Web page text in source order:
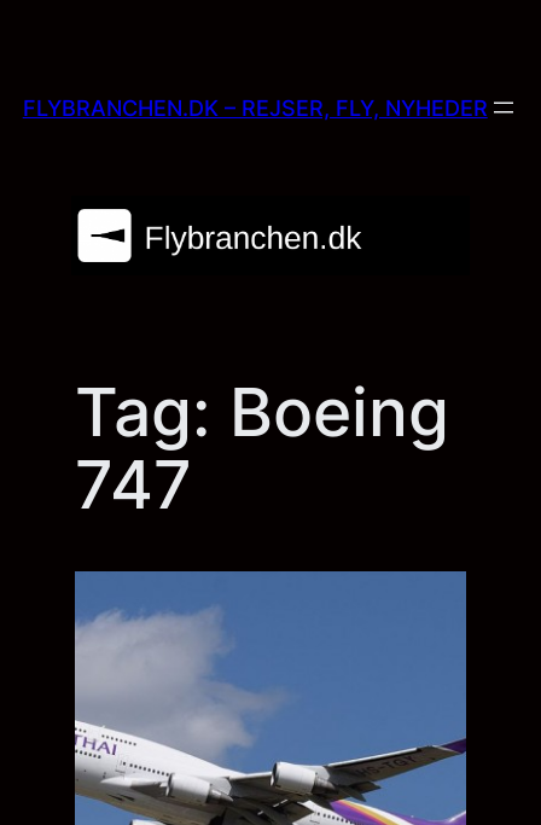
content
FLYBRANCHEN.DK – REJSER, FLY, NYHEDER
Tag: Boeing
747